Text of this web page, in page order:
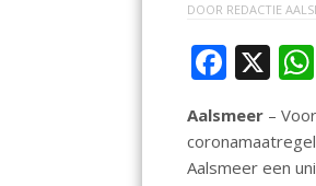
DOOR REDACTIE
F
ac
e
b
X
Aalsmeer –
Aalsmeer een